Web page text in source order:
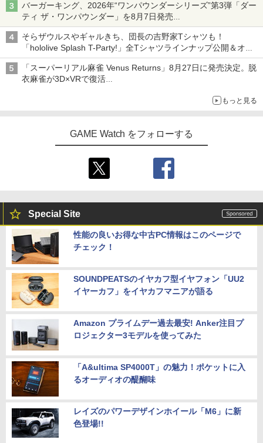
バーガーキング、2026年“ワンパウンダーシリーズ”第3弾「ダー
ティ ザ・ワンパウンダー」を8月7日発売
「特製ガーリックマヨソース」を使用した超大型チーズバーガー
そらザウルスやギャルきち、団長の吉野家Tシャツも！
「hololive Splash T-Party!」全Tシャツラインナップ公開＆オン
ライン販売開始
「スーパーリアル麻雀 Venus Returns」8月27日に発売決定。脱
衣麻雀が3D×VRで復活
もっと見る
GAME Watch をフォローする
Special Site
性能の良いお得な中古PC情報はこのページで
チェック！
SOUNDPEATSのイヤカフ型イヤフォン「UU2
イヤーカフ」をイヤカフマニアが語る
Amazon プライムデー過去最安! Anker注目プ
ロジェクター3モデルを使ってみた
「A&ultima SP4000T」の魅力！ポケットに入
るオーディオの醍醐味
レイズのパワーデザインホイール「M6」に新
色登場!!